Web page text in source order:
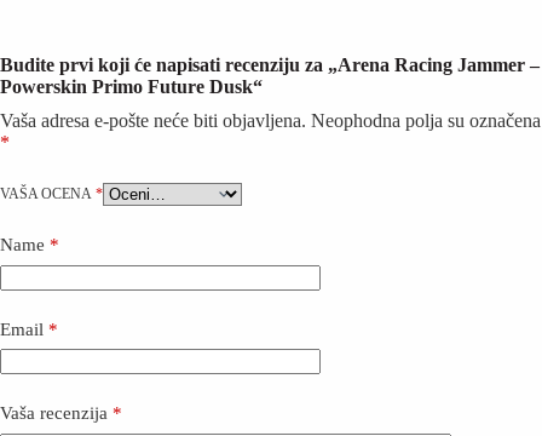
Budite prvi koji će napisati recenziju za „Arena Racing Jammer –
Powerskin Primo Future Dusk“
Vaša adresa e-pošte neće biti objavljena. Neophodna polja su označena
*
VAŠA OCENA *
Name *
Email *
Vaša recenzija *